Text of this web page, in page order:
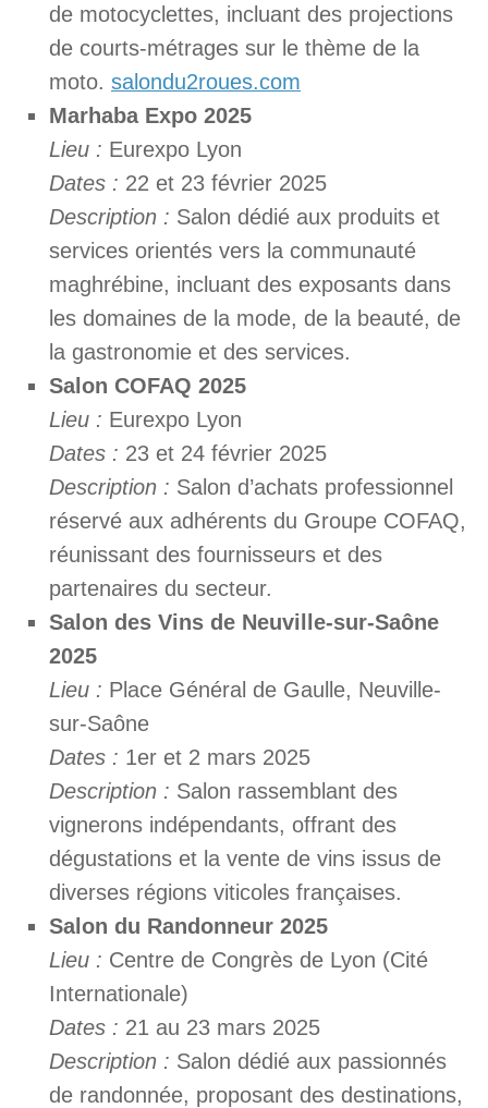
de motocyclettes, incluant des projections
de courts-métrages sur le thème de la
moto. salondu2roues.com
Marhaba Expo 2025
Lieu : Eurexpo Lyon
Dates : 22 et 23 février 2025
Description : Salon dédié aux produits et
services orientés vers la communauté
maghrébine, incluant des exposants dans
les domaines de la mode, de la beauté, de
la gastronomie et des services.
Salon COFAQ 2025
Lieu : Eurexpo Lyon
Dates : 23 et 24 février 2025
Description : Salon d’achats professionnel
réservé aux adhérents du Groupe COFAQ,
réunissant des fournisseurs et des
partenaires du secteur.
Salon des Vins de Neuville-sur-Saône
2025
Lieu : Place Général de Gaulle, Neuville-
sur-Saône
Dates : 1er et 2 mars 2025
Description : Salon rassemblant des
vignerons indépendants, offrant des
dégustations et la vente de vins issus de
diverses régions viticoles françaises.
Salon du Randonneur 2025
Lieu : Centre de Congrès de Lyon (Cité
Internationale)
Dates : 21 au 23 mars 2025
Description : Salon dédié aux passionnés
de randonnée, proposant des destinations,